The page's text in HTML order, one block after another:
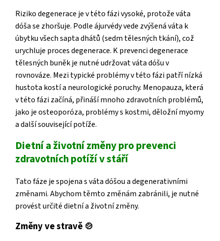
Riziko degenerace je v této fázi vysoké, protože váta
dóša se zhoršuje. Podle ájurvédy vede zvýšená váta k
úbytku všech sapta dhátů (sedm tělesných tkání), což
urychluje proces degenerace. K prevenci degenerace
tělesných buněk je nutné udržovat váta dóšu v
rovnováze. Mezi typické problémy v této fázi patří nízká
hustota kostí a neurologické poruchy. Menopauza, která
v této fázi začíná, přináší mnoho zdravotních problémů,
jako je osteoporóza, problémy s kostmi, děložní myomy
a další související potíže.
Dietní a životní změny pro prevenci
zdravotních potíží vstáří
Tato fáze je spojena s váta dóšou a degenerativními
změnami. Abychom těmto změnám zabránili, je nutné
provést určité dietní a životní změny.
Změny ve stravě 🍲